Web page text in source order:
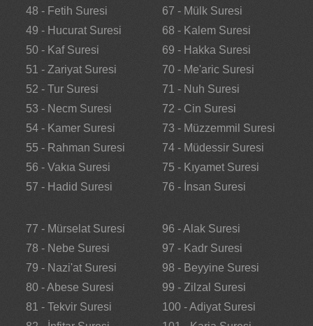
48 - Fetih Suresi
49 - Hucurat Suresi
50 - Kaf Suresi
51 - Zariyat Suresi
52 - Tur Suresi
53 - Necm Suresi
54 - Kamer Suresi
55 - Rahman Suresi
56 - Vakıa Suresi
57 - Hadid Suresi
67 - Mülk Suresi
68 - Kalem Suresi
69 - Hakka Suresi
70 - Me'aric Suresi
71 - Nuh Suresi
72 - Cin Suresi
73 - Müzzemmil Suresi
74 - Müdessir Suresi
75 - Kıyamet Suresi
76 - İnsan Suresi
77 - Mürselat Suresi
78 - Nebe Suresi
79 - Nazi'at Suresi
80 - Abese Suresi
81 - Tekvir Suresi
96 - Alak Suresi
97 - Kadr Suresi
98 - Beyyine Suresi
99 - Zilzal Suresi
100 - Adiyat Suresi